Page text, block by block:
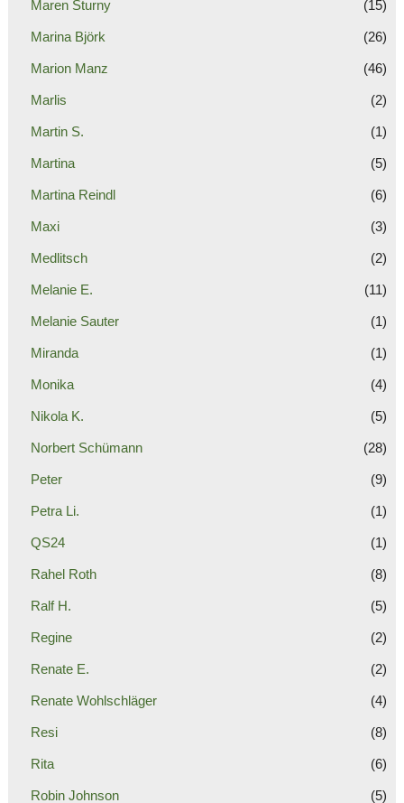
Maren Sturny (15)
Marina Björk (26)
Marion Manz (46)
Marlis (2)
Martin S. (1)
Martina (5)
Martina Reindl (6)
Maxi (3)
Medlitsch (2)
Melanie E. (11)
Melanie Sauter (1)
Miranda (1)
Monika (4)
Nikola K. (5)
Norbert Schümann (28)
Peter (9)
Petra Li. (1)
QS24 (1)
Rahel Roth (8)
Ralf H. (5)
Regine (2)
Renate E. (2)
Renate Wohlschläger (4)
Resi (8)
Rita (6)
Robin Johnson (5)